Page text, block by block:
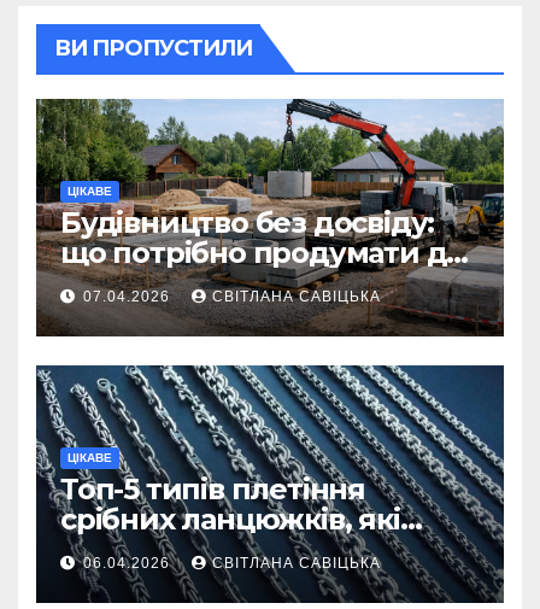
ВИ ПРОПУСТИЛИ
ЦІКАВЕ
Будівництво без досвіду:
що потрібно продумати до
першої доставки на
ділянку
07.04.2026 СВІТЛАНА САВІЦЬКА
ЦІКАВЕ
Топ-5 типів плетіння
срібних ланцюжків, які
вважаються
найнадійнішими
06.04.2026 СВІТЛАНА САВІЦЬКА